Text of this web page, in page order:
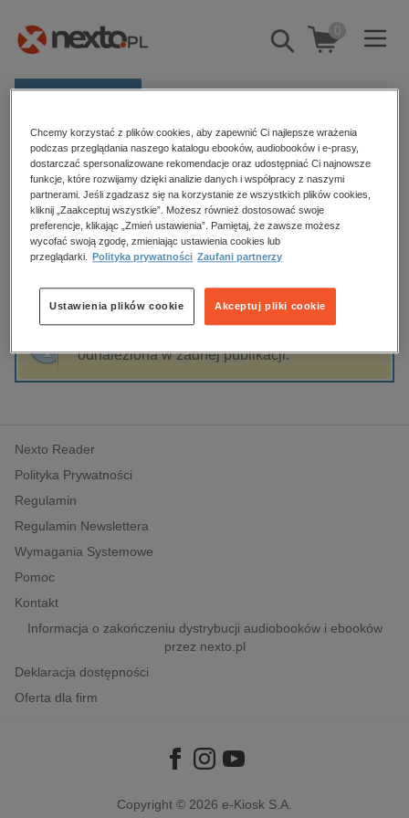
Pokaż/schowaj
wyszukiwarkę
0
Kategorie
Zobacz wszystkie E-prasa
budownictwo, aranżacja wnętrz
biznesowe, branżowe, gospodarka
dzienniki
edukacja
hobby, sport, rozrywka
komputery, internet, technologie, informatyka
polityka, społeczno-informacyjne
psychologiczne
inne
popularno-naukowe
historia
Strona główna Sławomir Holland
Sławomir Holland
Sortowanie Filtrowanie
odnaleziona w żadnej publikacji.
Nexto Reader
Polityka Prywatności
Regulamin
Regulamin Newslettera
Wymagania Systemowe
Pomoc
Kontakt
Informacja o zakończeniu dystrybucji audiobooków i ebooków
przez nexto.pl
Deklaracja dostępności
Oferta dla firm
Copyright © 2026 e-Kiosk S.A.
Chcemy korzystać z plików cookies, aby zapewnić Ci najlepsze wrażenia
podczas przeglądania naszego katalogu ebooków, audiobooków i e-prasy,
dostarczać spersonalizowane rekomendacje oraz udostępniać Ci najnowsze
funkcje, które rozwijamy dzięki analizie danych i współpracy z naszymi
partnerami. Jeśli zgadzasz się na korzystanie ze wszystkich plików cookies,
kliknij „Zaakceptuj wszystkie”. Możesz również dostosować swoje
preferencje, klikając „Zmień ustawienia”. Pamiętaj, że zawsze możesz
wycofać swoją zgodę, zmieniając ustawienia cookies lub
przeglądarki.
Polityka prywatności Zaufani partnerzy
Akceptuj pliki cookie
Ustawienia plików cookie